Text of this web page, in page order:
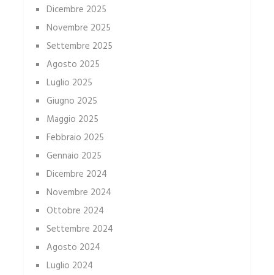
Dicembre 2025
Novembre 2025
Settembre 2025
Agosto 2025
Luglio 2025
Giugno 2025
Maggio 2025
Febbraio 2025
Gennaio 2025
Dicembre 2024
Novembre 2024
Ottobre 2024
Settembre 2024
Agosto 2024
Luglio 2024